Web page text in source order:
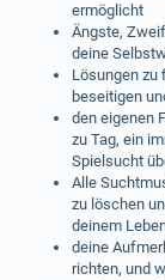
ermöglicht
Ängste,
deine
Lösungen zu
beseitigen
den eigenen
zu Tag, ein
Spielsucht
Alle
zu löschen
deinem
deine
richten, und